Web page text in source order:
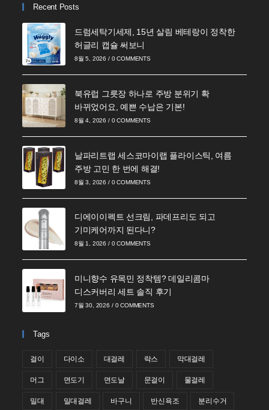
Recent Posts
드럼세탁기세제, 15년 살림 베테랑이 정착한
허글리 캡슐 써보니
8월 5, 2026 / 0 COMMENTS
북유럽 그릇장 하나로 주방 분위기 확
바뀌었어요, 예쁜 수납은 기본!
8월 4, 2026 / 0 COMMENTS
날파리트랩 세스코마이랩 플라이스틱, 여름
주방 고민 한 번에 해결!
8월 3, 2026 / 0 COMMENTS
디에이이펙트 선크림, 파데프리도 되고
기미케어까지 된다니?
8월 1, 2026 / 0 COMMENTS
미니향수 유목민 정착템? 데일리콤마
디스커버리 세트 솔직 후기
7월 30, 2026 / 0 COMMENTS
Tags
걸이 다이소 대걸레 락스 막대걸레
머그 면도기 면도날 문걸이 물걸레
밀대 밀대걸레 바구니 반신욕조 분리수거